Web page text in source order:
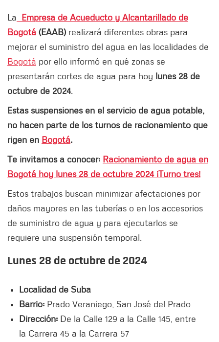
La Empresa de Acueducto y Alcantarillado de
Bogotá (EAAB) realizará diferentes obras para
mejorar el suministro del agua en las localidades de
Bogotá por ello informó en qué zonas se
presentarán cortes de agua para hoy lunes 28 de
octubre de 2024.
Estas suspensiones en el servicio de agua potable,
no hacen parte de los turnos de racionamiento que
rigen en Bogotá.
Te invitamos a conocer: Racionamiento de agua en
Bogotá hoy lunes 28 de octubre 2024 ¡Turno tres!
Estos trabajos buscan minimizar afectaciones por
daños mayores en las tuberías o en los accesorios
de suministro de agua y para ejecutarlos se
requiere una suspensión temporal.
Lunes 28 de octubre de 2024
Localidad de Suba
Barrio: Prado Veraniego, San José del Prado
Dirección: De la Calle 129 a la Calle 145, entre
la Carrera 45 a la Carrera 57